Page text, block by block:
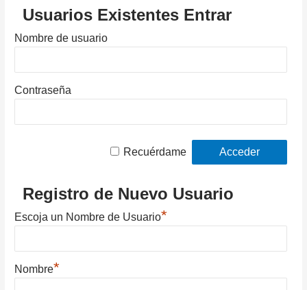
Usuarios Existentes Entrar
Nombre de usuario
Contraseña
Recuérdame
Registro de Nuevo Usuario
Escoja un Nombre de Usuario*
Nombre*